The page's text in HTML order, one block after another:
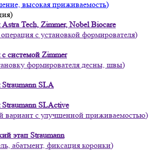
высокая приживаемость)
Tech, Zimmer, Nobel Biocare
с установкой формирователя)
системой Zimmer
формирователя десны, швы)
SLA
SLActive
вариант с улучшенной приживаемостью)
этап Straumann
абатмент, фиксация коронки)